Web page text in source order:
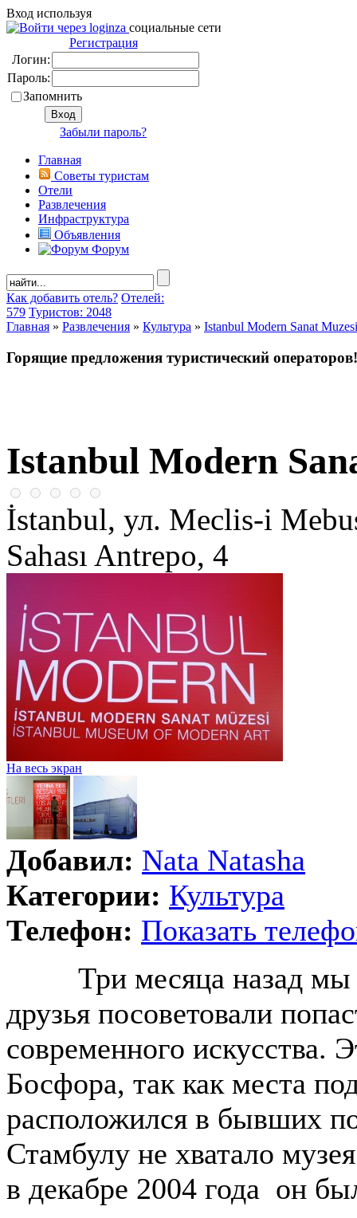
Вход используя
социальные сети
Регистрация
Логин:
Пароль:
Запомнить
Забыли пароль?
Главная
Советы туристам
Отели
Развлечения
Инфраструктура
Объявления
Форум
Как добавить отель? Отелей:
579 Туристов: 2048
Главная » Развлечения » Культура » Istanbul Modern Sanat Muzesi
Горящие предложения туристический операторов!
Istanbul Modern
İstanbul, ул. Meclis-i
Sahası Antrepo, 4
На весь экран
Добавил: Nata Natasha
Категории: Культура
Телефон: Показать
Три месяца назад мы
друзья посоветовали
современного искусства.
Босфора, так как места
расположился в бывших
Стамбулу не хватало
в декабре 2004 года он